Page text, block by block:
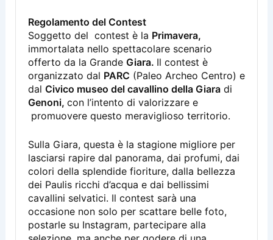
Regolamento del Contest
Soggetto del contest è la Primavera,
immortalata nello spettacolare scenario
offerto da la Grande Giara. Il contest è
organizzato dal PARC (Paleo Archeo Centro) e
dal Civico museo del cavallino della Giaradi
Genoni, con l’intento di valorizzare e
promuovere questo meraviglioso territorio.
Sulla Giara, questa è la stagione migliore per
lasciarsi rapire dal panorama, dai profumi, dai
colori della splendide fioriture, dalla bellezza
dei Paulis ricchi d’acqua e dai bellissimi
cavallini selvatici. Il contest sarà una
occasione non solo per scattare belle foto,
postarle su Instagram, partecipare alla